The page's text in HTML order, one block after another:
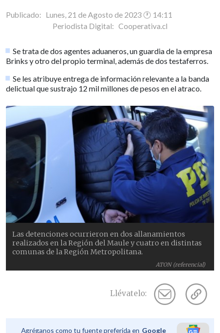
Publicado: Lunes, 21 de Agosto de 2023 🕐 14:11
Periodista Digital: Cooperativa.cl
Se trata de dos agentes aduaneros, un guardia de la empresa
Brinks y otro del propio terminal, además de dos testaferros.
Se les atribuye entrega de información relevante a la banda
delictual que sustrajo 12 mil millones de pesos en el atraco.
ATON (referencial)
Las detenciones ocurrieron en dos allanamientos
realizados en la Región del Maule y cuatro en distintas
comunas de la Región Metropolitana.
Llévatelo:
Agréganos como tu fuente preferida en Google